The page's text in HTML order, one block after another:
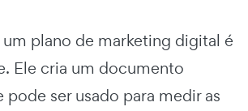
plano de marketing digital é
Ele cria um documento
pode ser usado para medir as